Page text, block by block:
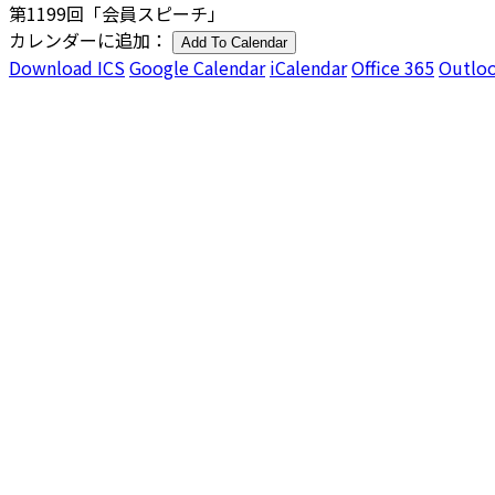
第1199回「会員スピーチ」
カレンダーに追加：
Add To Calendar
Download ICSGoogle Calendar iCalendarOffice 365